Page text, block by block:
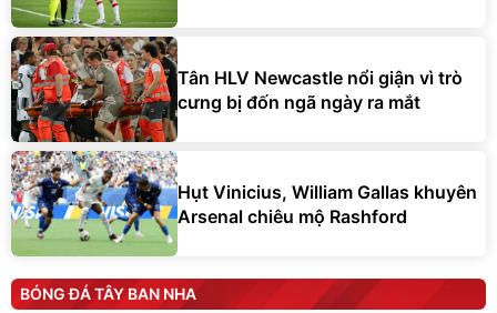
Tân HLV Newcastle nổi giận vì trò
cưng bị đốn ngã ngày ra mắt
Hụt Vinicius, William Gallas khuyên
Arsenal chiêu mộ Rashford
BÓNG ĐÁ TÂY BAN NHA